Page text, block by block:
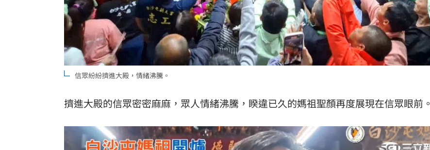
信眾紛紛擠進大殿，情緒沸騰。
擠進大殿的信眾密密麻麻，眾人情緒沸騰，睽違已久的媽祖聖顏再度展現在信眾眼前。